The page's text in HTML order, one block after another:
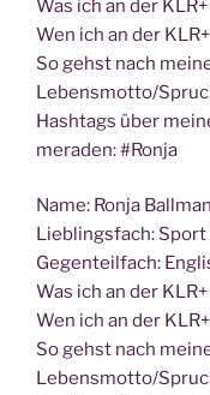
Was ich an der
Wen ich an der
So gehst nach
Lebensmotto/
Hash­tags über
me­ra­den: #Ron­ja
Name: Ron­ja
Lieb­lings­fach: Sport
Gegen­teil­fach:
Was ich an der
Wen ich an der
So gehst nach
Lebensmotto/